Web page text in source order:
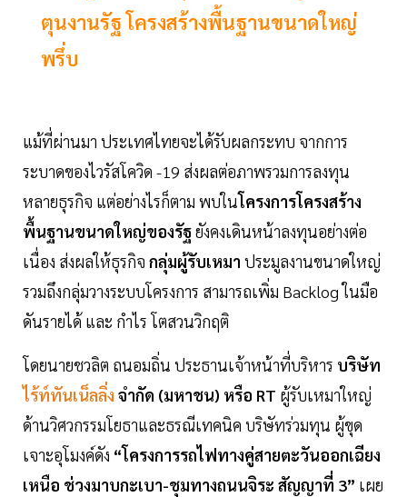
ตุนงานรัฐ โครงสร้างพื้นฐานขนาดใหญ่
พรึ่บ
แม้ที่ผ่านมา ประเทศไทยจะได้รับผลกระทบ จากการ
ระบาดของไวรัสโควิด -19 ส่งผลต่อภาพรวมการลงทุน
หลายธุรกิจ แต่อย่างไรก็ตาม พบในโครงการโครงสร้าง
พื้นฐานขนาดใหญ่ของรัฐยังคงเดินหน้าลงทุนอย่างต่อ
เนื่อง ส่งผลให้ธุรกิจ กลุ่มผู้รับเหมา ประมูลงานขนาดใหญ่
รวมถึงกลุ่มวางระบบโครงการ สามารถเพิ่ม Backlog ในมือ
ดันรายได้ และ กำไร โตสวนวิกฤติ
โดยนายชวลิต ถนอมถิ่น ประธานเจ้าหน้าที่บริหาร บริษัท
ไร้ท์ทันเน็ลลิ่ง จำกัด (มหาชน) หรือ RT ผู้รับเหมาใหญ่
ด้านวิศวกรรมโยธาและธรณีเทคนิค บริษัทร่วมทุน ผู้ขุด
เจาะอุโมงค์ดัง “โครงการรถไฟทางคู่สายตะวันออกเฉียง
เหนือ ช่วงมาบกะเบา-ชุมทางถนนจิระ สัญญาที่ 3” เผย